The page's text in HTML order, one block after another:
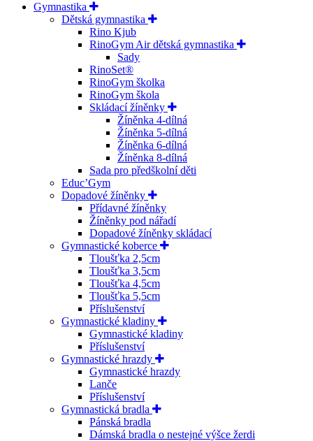
Gymnastika
Dětská gymnastika
Rino Kjub
RinoGym Air dětská gymnastika
Sady
RinoSet®
RinoGym školka
RinoGym škola
Skládací žíněnky
Žíněnka 4-dílná
Žíněnka 5-dílná
Žíněnka 6-dílná
Žíněnka 8-dílná
Sada pro předškolní děti
Educ’Gym
Dopadové žíněnky
Přídavné žíněnky
Žíněnky pod nářadí
Dopadové žíněnky skládací
Gymnastické koberce
Tloušťka 2,5cm
Tloušťka 3,5cm
Tloušťka 4,5cm
Tloušťka 5,5cm
Příslušenství
Gymnastické kladiny
Gymnastické kladiny
Příslušenství
Gymnastické hrazdy
Gymnastické hrazdy
Lanče
Příslušenství
Gymnastická bradla
Pánská bradla
Dámská bradla o nestejné výšce žerdi